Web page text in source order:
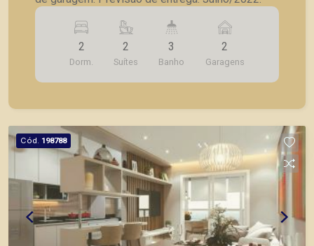
2
Dorm.
2
Suítes
3
Banho
2
Garagens
Cód. 198788